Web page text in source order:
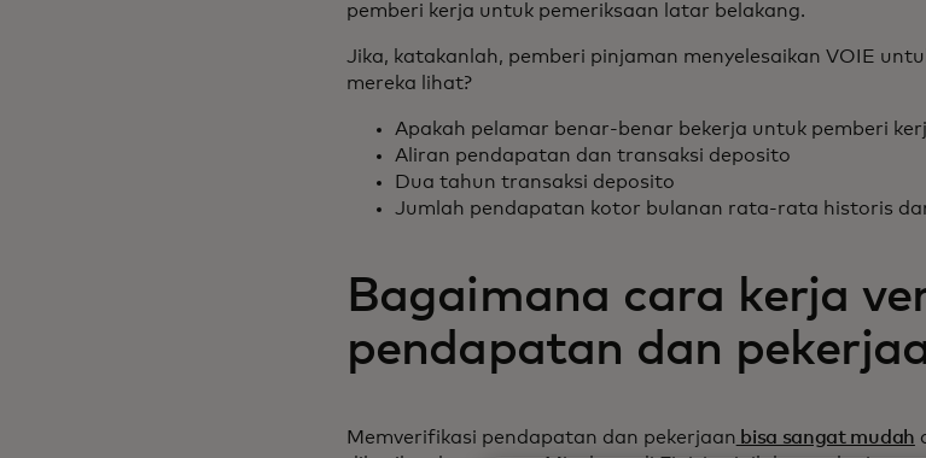
pemberi kerja untuk pemeriksaan latar belakang.
Jika, katakanlah, pemberi pinjaman menyelesaikan VOIE
mereka lihat?
Apakah pelamar benar-benar bekerja untuk pemberi
Aliran pendapatan dan transaksi deposito
Dua tahun transaksi deposito
Jumlah pendapatan kotor bulanan rata-rata historis
Bagaimana cara kerja
pendapatan dan
Memverifikasi pendapatan dan pekerjaan bisa sangat mudah